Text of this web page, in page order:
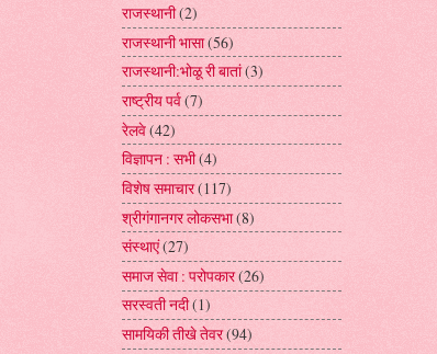
राजस्थानी(2)
राजस्थानी भासा(56)
राजस्थानी:भोळू री बातां(3)
राष्ट्रीय पर्व(7)
रेलवे(42)
विज्ञापन : सभी(4)
विशेष समाचार(117)
श्रीगंगानगर लोकसभा(8)
संस्थाएं(27)
समाज सेवा : परोपकार(26)
सरस्वती नदी(1)
सामयिकी तीखे तेवर(94)